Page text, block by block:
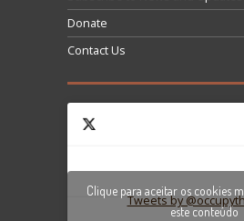
Donate
Contact Us
Tweets by
Clique para aceitar os cookies
este conteúdo